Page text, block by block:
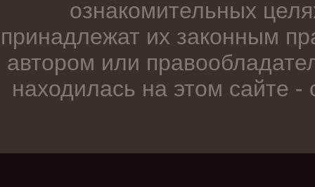
ознакомительных
принадлежат их законным
автором или
находилась на этом сайте